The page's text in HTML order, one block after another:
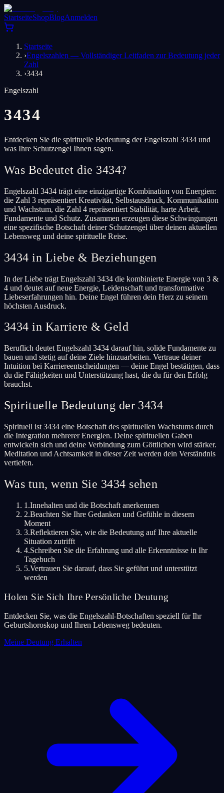
StartseiteShopBlogAnmelden
Startseite
›Engelszahlen — Vollständiger Leitfaden zur Bedeutung jeder
Zahl
›3434
Engelszahl
3434
Entdecken Sie die spirituelle Bedeutung der Engelszahl 3434 und
was Ihre Schutzengel Ihnen sagen.
Was Bedeutet die 3434?
Engelszahl 3434 trägt eine einzigartige Kombination von Energien:
die Zahl 3 repräsentiert Kreativität, Selbstausdruck, Kommunikation
und Wachstum, die Zahl 4 repräsentiert Stabilität, harte Arbeit,
Fundamente und Schutz. Zusammen erzeugen diese Schwingungen
eine spezifische Botschaft deiner Schutzengel über deinen aktuellen
Lebensweg und deine spirituelle Reise.
3434 in Liebe & Beziehungen
In der Liebe trägt Engelszahl 3434 die kombinierte Energie von 3 &
4 und deutet auf neue Energie, Leidenschaft und transformative
Liebeserfahrungen hin. Deine Engel führen dein Herz zu seinem
höchsten Ausdruck.
3434 in Karriere & Geld
Beruflich deutet Engelszahl 3434 darauf hin, solide Fundamente zu
bauen und stetig auf deine Ziele hinzuarbeiten. Vertraue deiner
Intuition bei Karriereentscheidungen — deine Engel bestätigen, dass
du die Fähigkeiten und Unterstützung hast, die du für den Erfolg
brauchst.
Spirituelle Bedeutung der 3434
Spirituell ist 3434 eine Botschaft des spirituellen Wachstums durch
die Integration mehrerer Energien. Deine spirituellen Gaben
entwickeln sich und deine Verbindung zum Göttlichen wird stärker.
Meditation und Achtsamkeit in dieser Zeit werden dein Verständnis
vertiefen.
Was tun, wenn Sie 3434 sehen
1.Innehalten und die Botschaft anerkennen
2.Beachten Sie Ihre Gedanken und Gefühle in diesem
Moment
3.Reflektieren Sie, wie die Bedeutung auf Ihre aktuelle
Situation zutrifft
4.Schreiben Sie die Erfahrung und alle Erkenntnisse in Ihr
Tagebuch
5.Vertrauen Sie darauf, dass Sie geführt und unterstützt
werden
Holen Sie Sich Ihre Persönliche Deutung
Entdecken Sie, was die Engelszahl-Botschaften speziell für Ihr
Geburtshoroskop und Ihren Lebensweg bedeuten.
Meine Deutung Erhalten